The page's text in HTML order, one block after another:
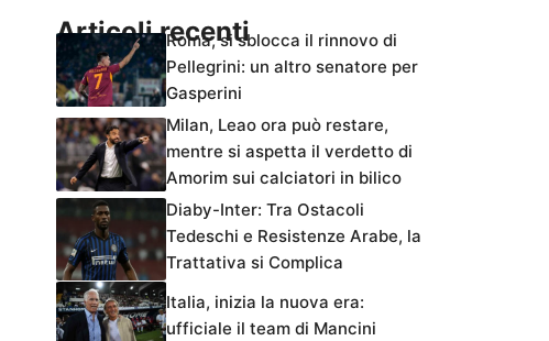
Articoli recentiRoma, si sblocca il rinnovo di
Pellegrini: un altro senatore per
Gasperini
Milan, Leao ora può restare,
mentre si aspetta il verdetto di
Amorim sui calciatori in bilico
Diaby-Inter: Tra Ostacoli
Tedeschi e Resistenze Arabe, la
Trattativa si Complica
Italia, inizia la nuova era:
ufficiale il team di Mancini